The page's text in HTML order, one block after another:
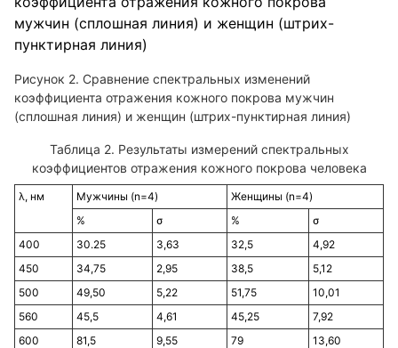
Рисунок 2. Сравнение спектральных изменений
коэффициента отражения кожного покрова мужчин
(сплошная линия) и женщин (штрих-пунктирная линия)
Таблица 2. Результаты измерений спектральных
коэффициентов отражения кожного покрова человека
λ, нм Мужчины (n=4)
Женщины (n=4)
%
σ %
σ
400
30.25 3,63 32,5
4,92
450
34,75 2,95 38,5
5,12
500
49,50 5,22 51,75
10,01
560
45,5 4,61 45,25
7,92
600
81,5 9,55 79
13,60